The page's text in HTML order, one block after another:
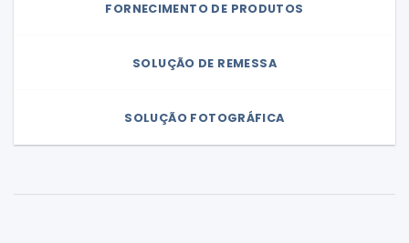
FORNECIMENTO DE PRODUTOS
SOLUÇÃO DE REMESSA
SOLUÇÃO FOTOGRÁFICA